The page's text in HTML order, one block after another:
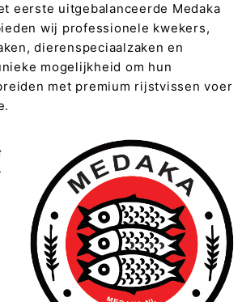
eerste uitgebalanceerde Medaka
wij professionele kwekers,
dierenspeciaalzaken en
mogelijkheid om hun
met premium rijstvissen voer